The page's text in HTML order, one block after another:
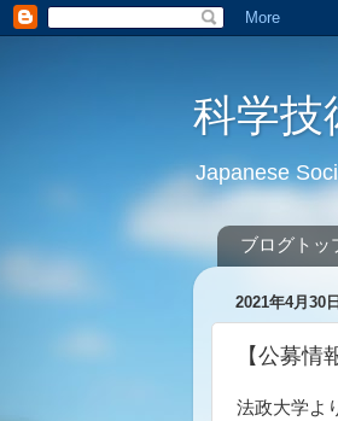
科学技
Japanese
ブログトッ
2021年4月30
【公募
法政大学よ